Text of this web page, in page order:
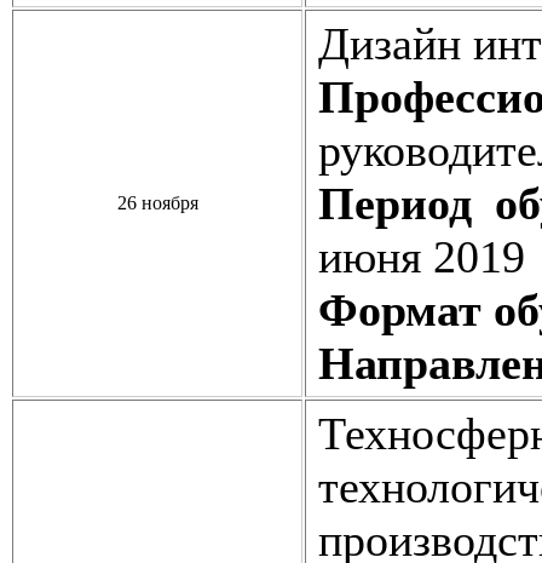
26 ноября
Дизайн
Период
июня 2019
Формат